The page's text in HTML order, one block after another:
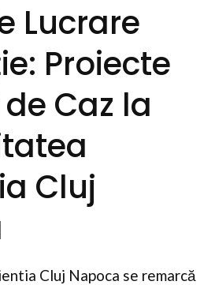
Lucrare
Proiecte
Caz la
Cluj
Cluj Napoca se remarcă